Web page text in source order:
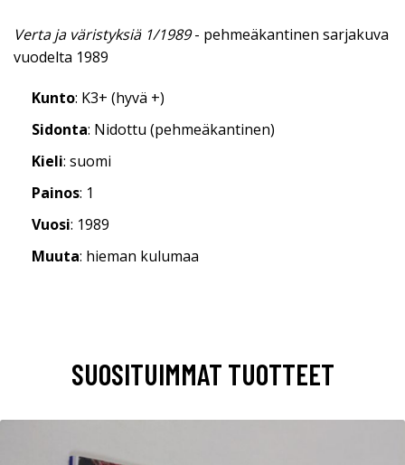
Verta ja väristyksiä 1/1989- pehmeäkantinen sarjakuva
vuodelta 1989
Kunto: K3+ (hyvä +)
Sidonta: Nidottu (pehmeäkantinen)
Kieli: suomi
Painos: 1
Vuosi: 1989
Muuta: hieman kulumaa
SUOSITUIMMAT TUOTTEET